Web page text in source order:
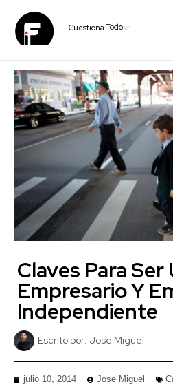
CuestionaTodo
Claves Para Ser
Empresario Y
Independiente
Escrito por: Jose Miguel
julio 10, 2014 Jose Miguel